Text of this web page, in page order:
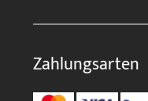
Zahlungsarten